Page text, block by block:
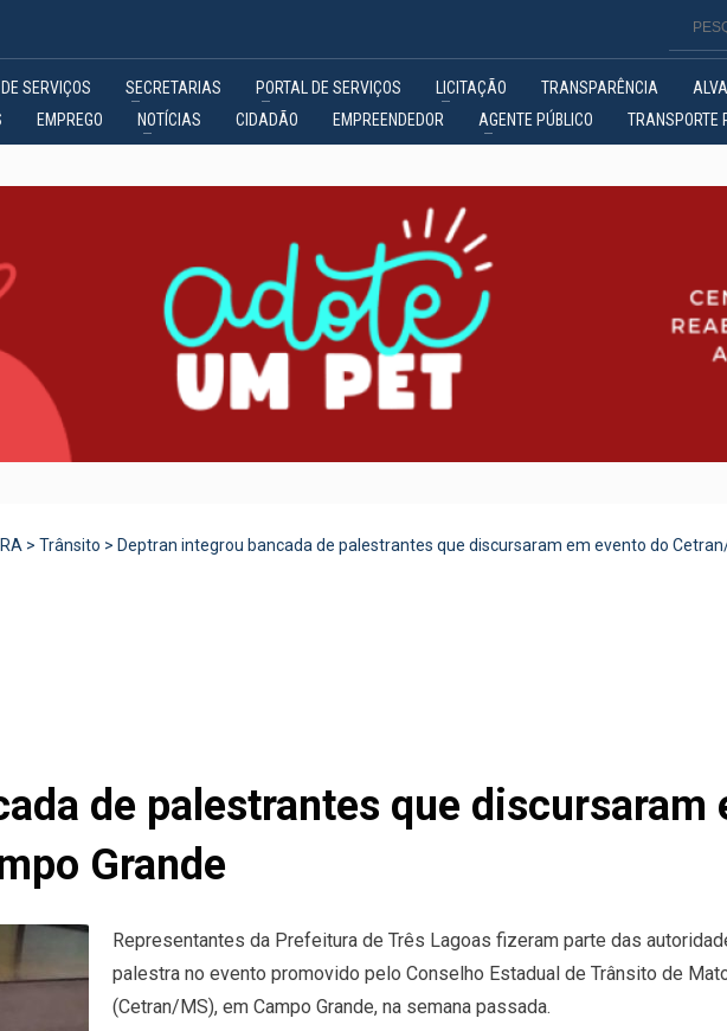
SERVIÇOS SECRETARIAS PORTAL DE SERVIÇOS LICITAÇÃO TRANSPARÊNCIA
EMPREGO NOTÍCIAS CIDADÃO EMPREENDEDOR AGENTE PÚBLICO TRANSPORTE
> Trânsito > Deptran integrou bancada de palestrantes que discursaram em evento do
de palestrantes que discursaram
Grande
Representantes da Prefeitura de Três Lagoas fizeram parte das
palestra no evento promovido pelo Conselho Estadual de Trânsito de
(Cetran/MS), em Campo Grande, na semana passada.